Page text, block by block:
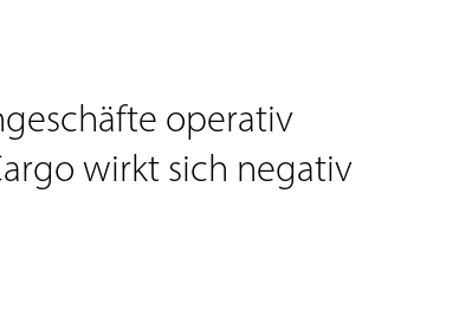
operativ
wirkt sich negativ